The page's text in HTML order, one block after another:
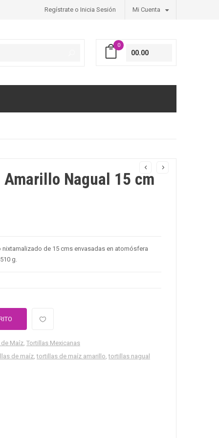
Regístrate o Inicia Sesión Mi Cuenta
0
00.00
Nagual 15 cm
de 15 cms envasadas en atomósfera
g.
Maíz, Tortillas Mexicanas
de maíz,tortillas de maíz amarillo,tortillas nagual